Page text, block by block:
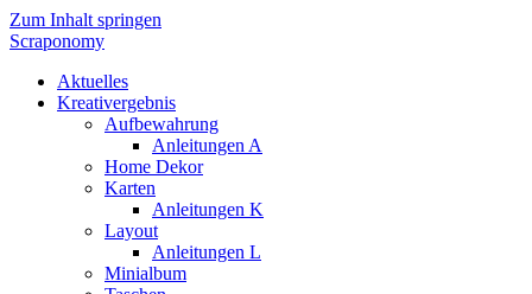
Zum Inhalt springen
Scraponomy
Aktuelles
Kreativergebnis
Aufbewahrung
Anleitungen A
Home Dekor
Karten
Anleitungen K
Layout
Anleitungen L
Minialbum